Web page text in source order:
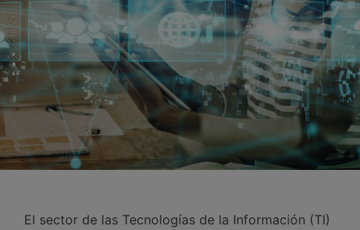
El sector de las Tecnologías de la Información (TI)